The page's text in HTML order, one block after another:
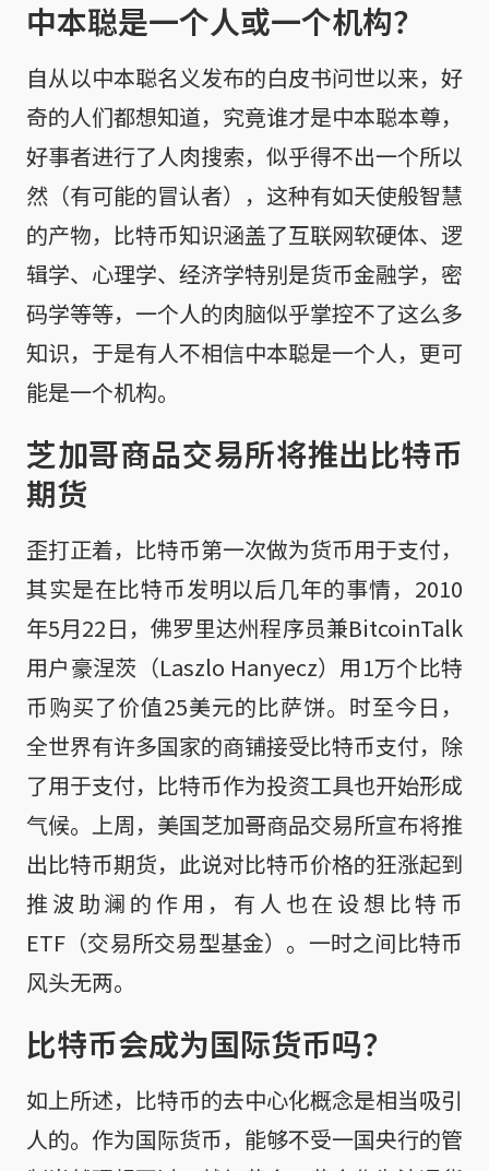
中本聪是一个人或一个机构？
自从以中本聪名义发布的白皮书问世以来，好
奇的人们都想知道，究竟谁才是中本聪本尊，
好事者进行了人肉搜索，似乎得不出一个所以
然（有可能的冒认者），这种有如天使般智慧
的产物，比特币知识涵盖了互联网软硬体、逻
辑学、心理学、经济学特别是货币金融学，密
码学等等，一个人的肉脑似乎掌控不了这么多
知识，于是有人不相信中本聪是一个人，更可
能是一个机构。
芝加哥商品交易所将推出比特币
期货
歪打正着，比特币第一次做为货币用于支付，
其实是在比特币发明以后几年的事情，2010
年5月22日，佛罗里达州程序员兼BitcoinTalk
用户豪涅茨（Laszlo Hanyecz）用1万个比特
币购买了价值25美元的比萨饼。时至今日，
全世界有许多国家的商铺接受比特币支付，除
了用于支付，比特币作为投资工具也开始形成
气候。上周，美国芝加哥商品交易所宣布将推
出比特币期货，此说对比特币价格的狂涨起到
推波助澜的作用，有人也在设想比特币
ETF（交易所交易型基金）。一时之间比特币
风头无两。
比特币会成为国际货币吗？
如上所述，比特币的去中心化概念是相当吸引
人的。作为国际货币，能够不受一国央行的管